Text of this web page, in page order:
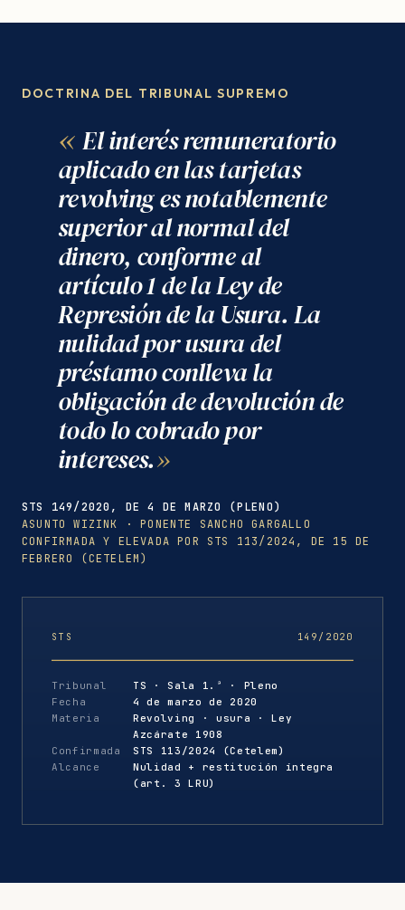
DOCTRINA DEL TRIBUNAL SUPREMO
El interés remuneratorio
aplicado en las tarjetas
revolving es notablemente
superior al normal del
dinero, conforme al
artículo 1 de la Ley de
Represión de la Usura. La
nulidad por usura del
préstamo conlleva la
obligación de devolución de
todo lo cobrado por
intereses.
STS 149/2020, DE 4 DE MARZO (PLENO)
ASUNTO WIZINK · PONENTE SANCHO GARGALLO
CONFIRMADA Y ELEVADA POR STS 113/2024, DE 15 DE
FEBRERO (CETELEM)
STS 149/2020
Tribunal
TS · Sala 1.ª · Pleno
Fecha
4 de marzo de 2020
Materia
Revolving · usura · Ley
Azcárate 1908
Confirmada
STS 113/2024 (Cetelem)
Alcance
Nulidad + restitución íntegra
(art. 3 LRU)